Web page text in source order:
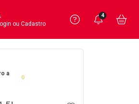
sua Conta
ou Cadastro
Precisa
Ver Recursos
Você
4
a
0